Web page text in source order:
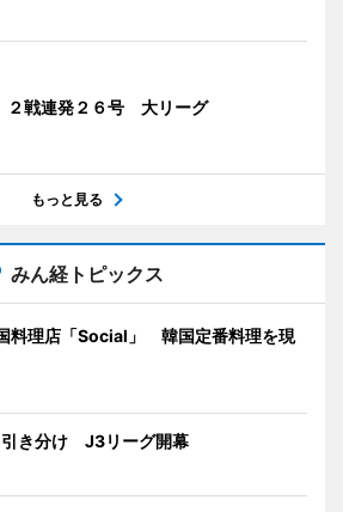
２戦連発２６号 大リーグ
もっと見る
みん経トピックス
料理店「Social」 韓国定番料理を現
引き分け J3リーグ開幕